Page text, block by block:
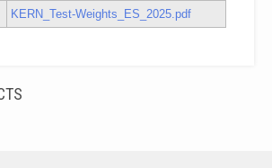
KERN_Test-Weights_ES_2025.pdf